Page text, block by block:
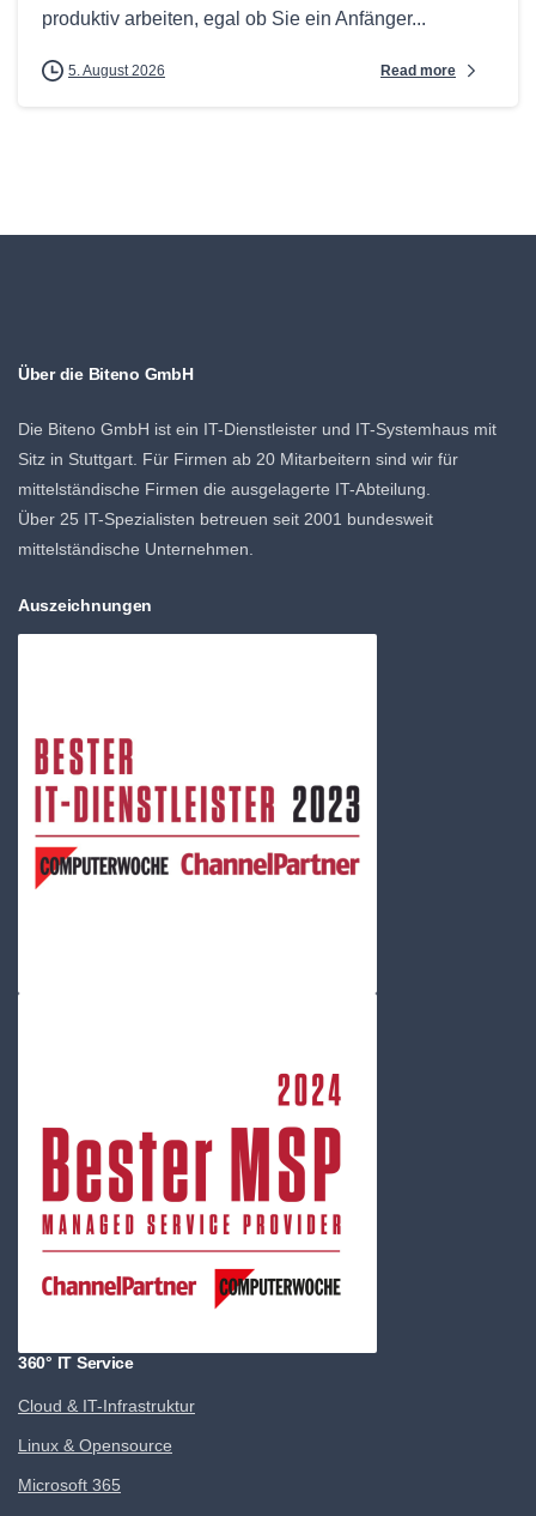
produktiv arbeiten, egal ob Sie ein Anfänger...
5. August 2026 Read more
Über die Biteno GmbH
Die Biteno GmbH ist ein IT-Dienstleister und IT-Systemhaus mit
Sitz in Stuttgart. Für Firmen ab 20 Mitarbeitern sind wir für
mittelständische Firmen die ausgelagerte IT-Abteilung.
Über 25 IT-Spezialisten betreuen seit 2001 bundesweit
mittelständische Unternehmen.
Auszeichnungen
360° IT Service
Cloud & IT-Infrastruktur
Linux & Opensource
Microsoft 365